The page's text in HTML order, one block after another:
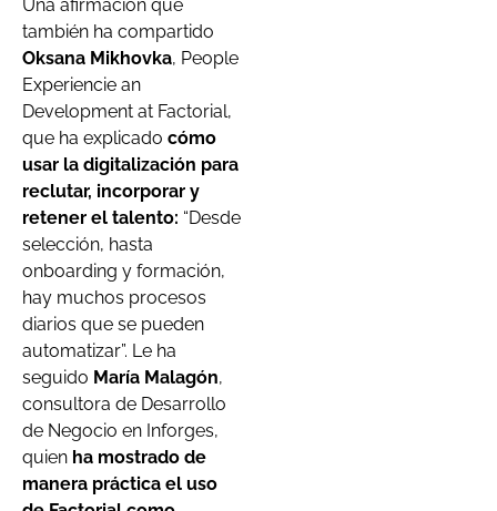
Una afirmación que
también ha compartido
Oksana Mikhovka, People
Experiencie an
Development at Factorial,
que ha explicado cómo
usar la digitalización para
reclutar, incorporar y
retener el talento: “Desde
selección, hasta
onboarding y formación,
hay muchos procesos
diarios que se pueden
automatizar”. Le ha
seguido María Malagón,
consultora de Desarrollo
de Negocio en Inforges,
quien ha mostrado de
manera práctica el uso